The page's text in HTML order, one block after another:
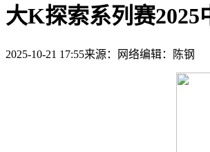
大K探索系列赛
2025-10-21 17:55来源：网络编辑：陈钢